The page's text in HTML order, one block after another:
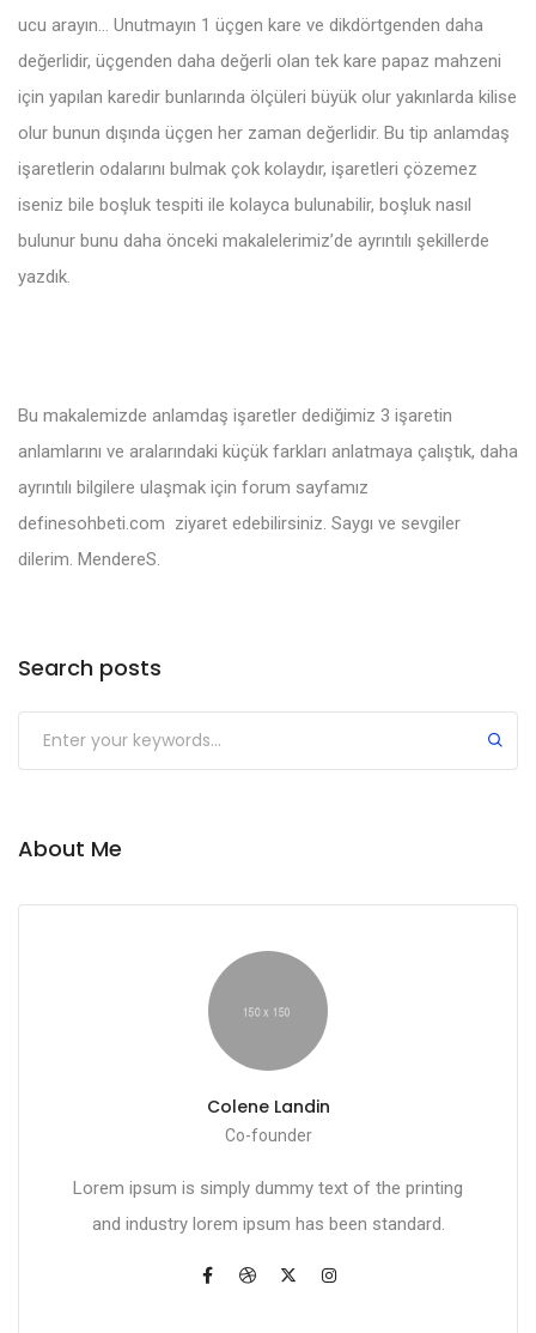
ucu arayın… Unutmayın 1 üçgen kare ve dikdörtgenden daha
değerlidir, üçgenden daha değerli olan tek kare papaz mahzeni
için yapılan karedir bunlarında ölçüleri büyük olur yakınlarda kilise
olur bunun dışında üçgen her zaman değerlidir. Bu tip anlamdaş
işaretlerin odalarını bulmak çok kolaydır, işaretleri çözemez
iseniz bile boşluk tespiti ile kolayca bulunabilir, boşluk nasıl
bulunur bunu daha önceki makalelerimiz’de ayrıntılı şekillerde
yazdık.
Bu makalemizde anlamdaş işaretler dediğimiz 3 işaretin
anlamlarını ve aralarındaki küçük farkları anlatmaya çalıştık, daha
ayrıntılı bilgilere ulaşmak için forum sayfamız
definesohbeti.com ziyaret edebilirsiniz. Saygı ve sevgiler
dilerim. MendereS.
Search posts
About Me
Colene Landin
Co-founder
Lorem ipsum is simply dummy text of the printing
and industry lorem ipsum has been standard.